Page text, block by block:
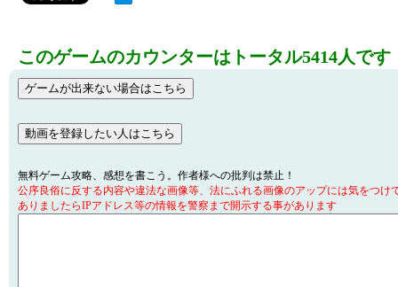
このゲームのカウンターはトータル5414人です
無料ゲーム攻略、感想を書こう。作者様への批判は禁止！
公序良俗に反する内容や違法な画像等、法にふれる画像のアップには気をつけ
ありましたらIPアドレス等の情報を警察まで開示する事があります